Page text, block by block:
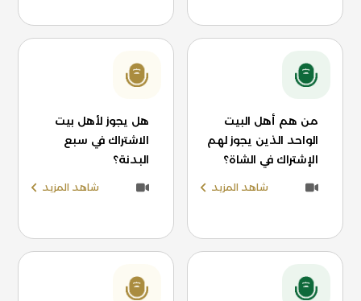
من هم أهل البيت
الواحد الذين يجوز لهم
الإشتراك في الشاة؟
شاهد المزيد
هل يجوز لأهل بيت
الاشتراك في سبع
البدنة؟
شاهد المزيد